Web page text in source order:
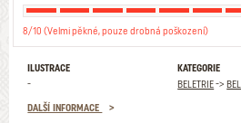
8/10 (Velmi pěkné, pouze drobná poškození)
ILUSTRACE
-
KATEGORIE
BELETRIE->
DALŠÍ INFORMACE